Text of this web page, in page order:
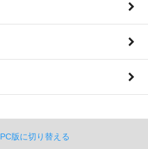
PC版に切り替える